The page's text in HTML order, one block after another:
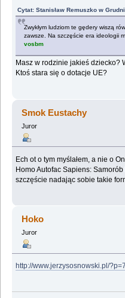
Cytat: Stanisław Remuszko w
Zwykłym ludziom te gędery wiszą
zawsze. Na szczęście era ideologii
vosbm
Masz w rodzinie jakieś dziecko?
Ktoś stara się o dotacje UE?
Smok Eustachy
Juror
Ech ot o tym myślałem, a nie o
Homo Autofac Sapiens:
szczęście nadając sobie takie
Hoko
Juror
http://www.jerzysosnowski.pl/